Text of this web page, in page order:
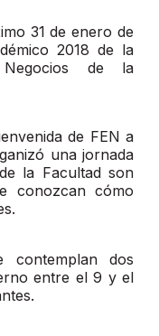
31 de enero de
2018 de la
de la
de FEN a
una jornada
la Facultad son
conozcan cómo
contemplan dos
entre el 9 y el